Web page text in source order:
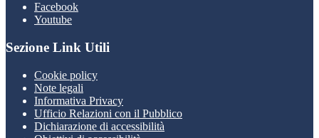
Facebook
Youtube
Sezione Link Utili
Cookie policy
Note legali
Informativa Privacy
Ufficio Relazioni con il Pubblico
Dichiarazione di accessibilità